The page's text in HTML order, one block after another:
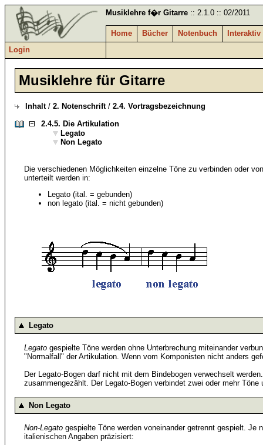
Musiklehre f�r Gitarre :: 2.1.0 :: 02/2011
Home Bücher Notenbuch
Interaktiv
Login
Musiklehre für Gitarre
Inhalt/2. Notenschrift/2.4. Vortragsbezeichnung
2.4.5. Die Artikulation
Legato
Non Legato
Die verschiedenen Möglichkeiten einzelne Töne zu verbinden oder
unterteilt werden in:
Legato (ital. = gebunden)
non legato (ital. = nicht gebunden)
Legato
Legato gespielte Töne werden ohne Unterbrechung miteinander
"Normalfall" der Artikulation. Wenn vom Komponisten nicht anders
Der Legato-Bogen darf nicht mit dem Bindebogen verwechselt
zusammengezählt. Der Legato-Bogen verbindet zwei oder mehr Töne
Non Legato
Non-Legato gespielte Töne werden voneinander getrennt gespielt.
italienischen Angaben präzisiert: